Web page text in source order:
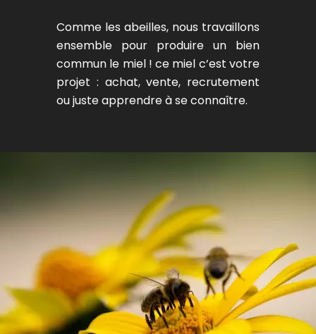
Comme les abeilles, nous travaillons
ensemble pour produire un bien
commun le miel ! ce miel c’est votre
projet : achat, vente, recrutement
ou juste apprendre à se connaître.